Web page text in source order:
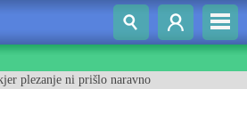
plezanje ni prišlo naravno